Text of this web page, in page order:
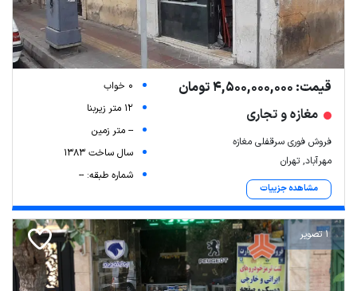
قیمت: 4,500,000,000 تومان
مغازه و تجاری
فروش فوری سرقفلی مغازه
مهرآباد, تهران
مشاهده جزییات
0 خواب
12 متر زیربنا
-- متر زمین
سال ساخت 1383
شماره طبقه: --
1 تصویر